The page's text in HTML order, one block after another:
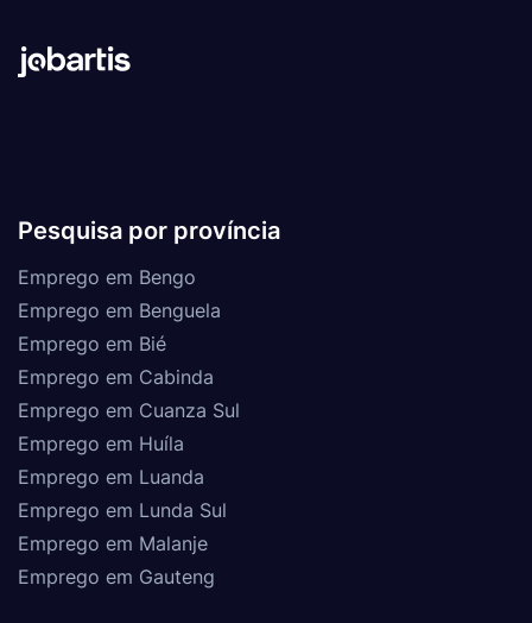
Pesquisa por província
Emprego em Bengo
Emprego em Benguela
Emprego em Bié
Emprego em Cabinda
Emprego em Cuanza Sul
Emprego em Huíla
Emprego em Luanda
Emprego em Lunda Sul
Emprego em Malanje
Emprego em Gauteng